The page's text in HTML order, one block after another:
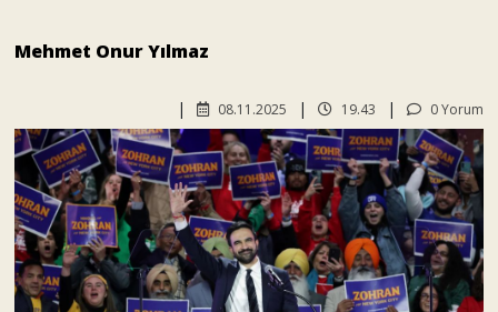
Mehmet Onur Yılmaz
0 Yorum
19.43
08.11.2025